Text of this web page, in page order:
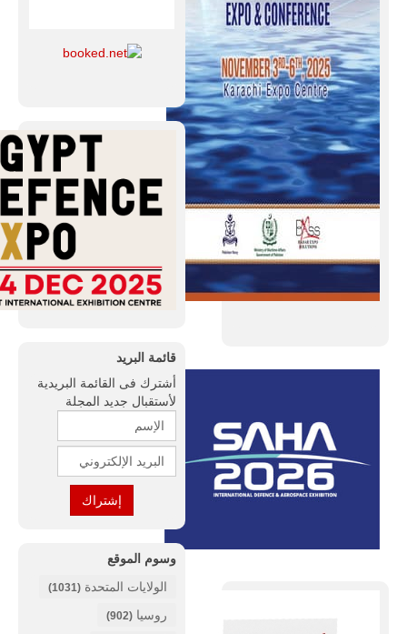
قائمة البريد
أشترك فى القائمة البريدية
لأستقبال جديد المجلة
وسوم الموقع
الولايات المتحدة (1031)
روسيا (902)